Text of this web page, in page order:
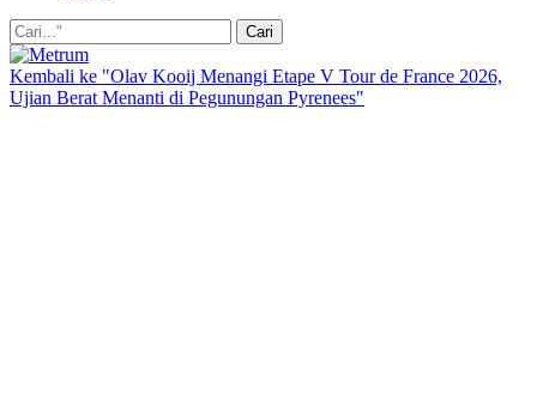
Kembali ke "Olav Kooij Menangi Etape V Tour de France 2026,
Ujian Berat Menanti di Pegunungan Pyrenees"